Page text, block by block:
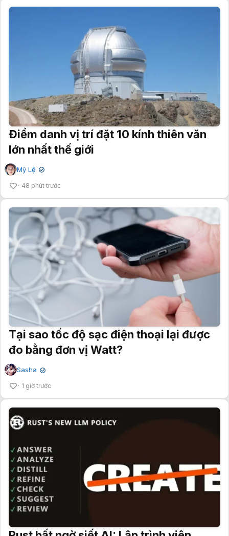
Điểm danh vị trí đặt 10 kính thiên văn
lớn nhất thế giới
Mỹ Lệ ✔
48 phút trước
Tại sao tốc độ sạc điện thoại lại được
đo bằng đơn vị Watt?
Sasha ✔
1 giờ trước